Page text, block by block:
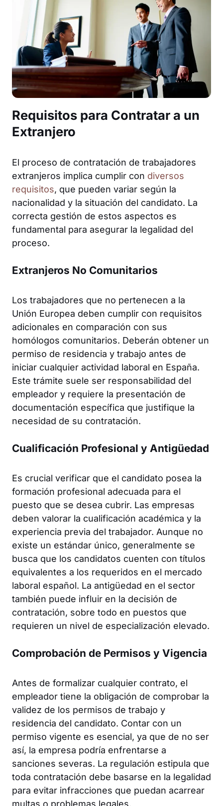
Requisitos para Contratar a un
Extranjero
El proceso de contratación de trabajadores
extranjeros implica cumplir con diversos
requisitos, que pueden variar según la
nacionalidad y la situación del candidato. La
correcta gestión de estos aspectos es
fundamental para asegurar la legalidad del
proceso.
Extranjeros No Comunitarios
Los trabajadores que no pertenecen a la
Unión Europea deben cumplir con requisitos
adicionales en comparación con sus
homólogos comunitarios. Deberán obtener un
permiso de residencia y trabajo antes de
iniciar cualquier actividad laboral en España.
Este trámite suele ser responsabilidad del
empleador y requiere la presentación de
documentación específica que justifique la
necesidad de su contratación.
Cualificación Profesional y Antigüedad
Es crucial verificar que el candidato posea la
formación profesional adecuada para el
puesto que se desea cubrir. Las empresas
deben valorar la cualificación académica y la
experiencia previa del trabajador. Aunque no
existe un estándar único, generalmente se
busca que los candidatos cuenten con títulos
equivalentes a los requeridos en el mercado
laboral español. La antigüedad en el sector
también puede influir en la decisión de
contratación, sobre todo en puestos que
requieren un nivel de especialización elevado.
Comprobación de Permisos y Vigencia
Antes de formalizar cualquier contrato, el
empleador tiene la obligación de comprobar la
validez de los permisos de trabajo y
residencia del candidato. Contar con un
permiso vigente es esencial, ya que de no ser
así, la empresa podría enfrentarse a
sanciones severas. La regulación estipula que
toda contratación debe basarse en la legalidad
para evitar infracciones que puedan acarrear
multas o problemas legales.